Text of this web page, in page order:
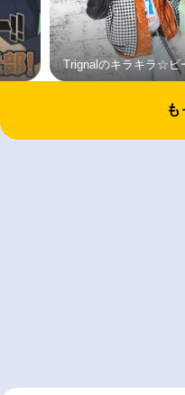
Trignalのキラキラ☆ビ
も